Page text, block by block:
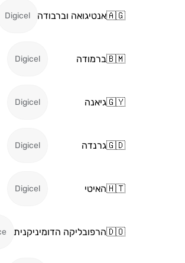
🇦🇬אנטיגואה וברבודה Digicel
🇧🇲ברמודה Digicel
🇬🇾גיאנה Digicel
🇬🇩גרנדה Digicel
🇭🇹האיטי Digicel
🇩🇴הרפובליקה הדומיניקנית